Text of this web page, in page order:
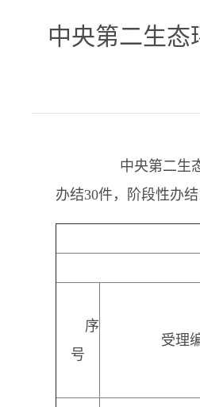
中央第二生
中央第二生态环
办结30件，阶段性办
序
号
受理